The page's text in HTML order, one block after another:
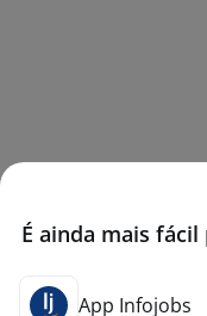
É ainda mais
App Infojobs